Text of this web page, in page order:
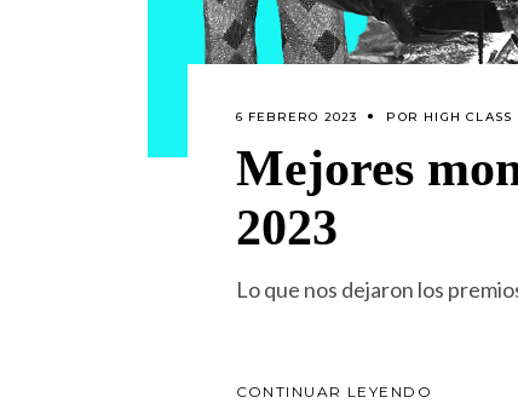
6 FEBRERO 2023 POR HIGH CLASS
Mejores
2023
Lo que nos dejaron los
CONTINUAR LEYENDO